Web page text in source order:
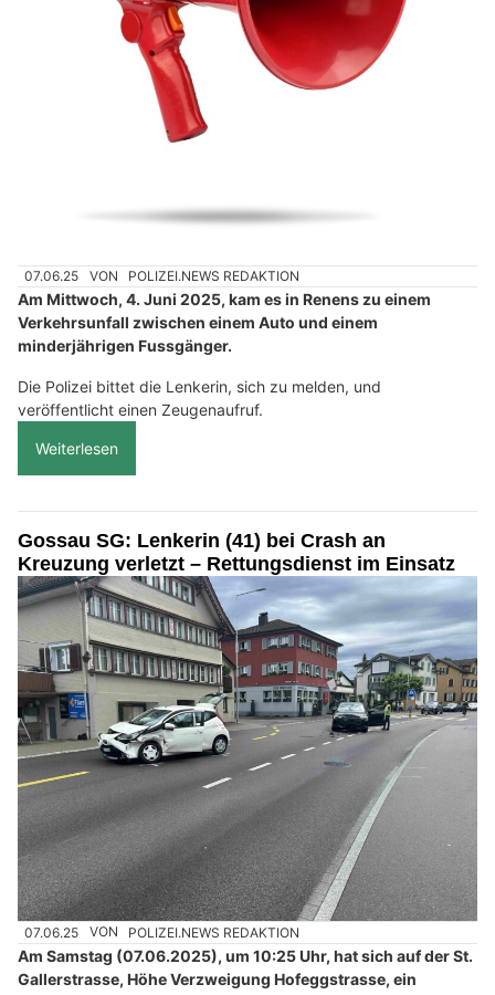
07.06.25 VON POLIZEI.NEWS REDAKTION
Am Mittwoch, 4. Juni 2025, kam es in Renens zu einem
Verkehrsunfall zwischen einem Auto und einem
minderjährigen Fussgänger.
Die Polizei bittet die Lenkerin, sich zu melden, und
veröffentlicht einen Zeugenaufruf.
Weiterlesen
Gossau SG: Lenkerin (41) bei Crash an
Kreuzung verletzt – Rettungsdienst im Einsatz
07.06.25 VON POLIZEI.NEWS REDAKTION
Am Samstag (07.06.2025), um 10:25 Uhr, hat sich auf der St.
Gallerstrasse, Höhe Verzweigung Hofeggstrasse, ein